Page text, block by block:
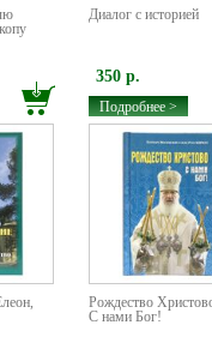
Диалог с историей
350 р.
Подробнее >
Рождество
С нами Бог!